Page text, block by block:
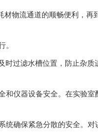
材物流通道的顺畅便利，
。
滤水槽位置，防止杂质进
器设备安全。在实验室
广播系统确保紧急分散的安全